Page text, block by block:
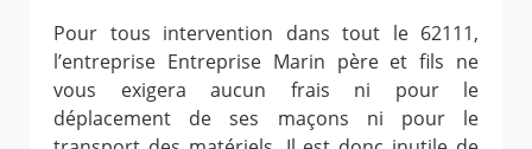
Pour tous intervention dans tout le 62111,
l’entreprise Entreprise Marin père et fils ne
vous exigera aucun frais ni pour le
déplacement de ses maçons ni pour le